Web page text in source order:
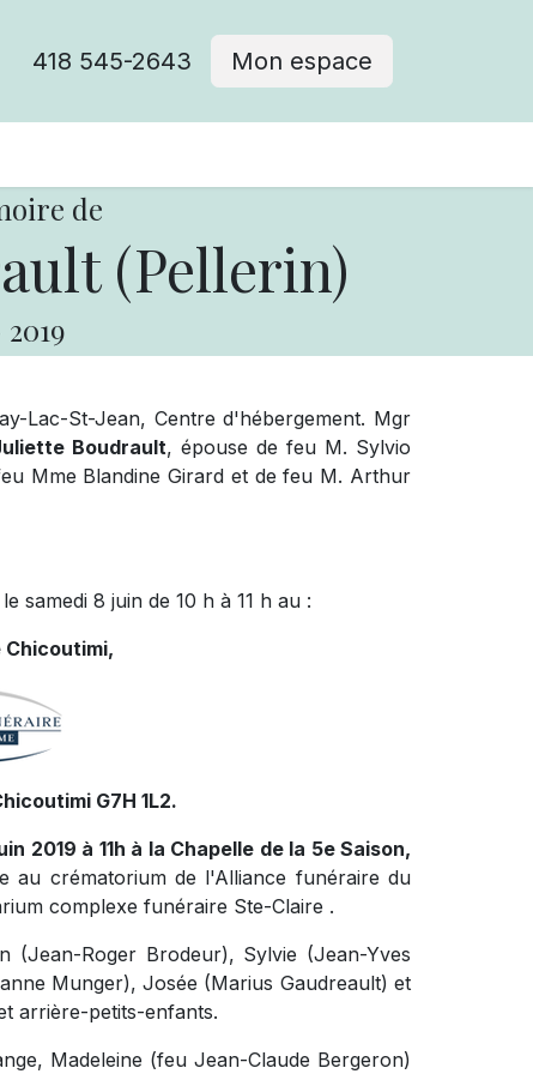
418 545-2643 Mon espace
de
(Pellerin)
2019
Lac-St-Jean, Centre d'hébergement. Mgr
Boudrault, épouse de feu M. Sylvio
Mme Blandine Girard et de feu M. Arthur
samedi 8 juin de 10 h à 11 h au :
G7H 1L2.
2019 à 11h à la Chapelle de la 5e Saison,
au crématorium de l'Alliance funéraire du
complexe funéraire Ste-Claire .
(Jean-Roger Brodeur), Sylvie (Jean-Yves
Munger), Josée (Marius Gaudreault) et
arrière-petits-enfants.
Madeleine (feu Jean-Claude Bergeron)